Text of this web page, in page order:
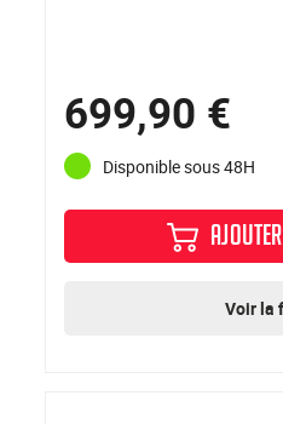
699,90 €
Disponible sous 48H
Voir la